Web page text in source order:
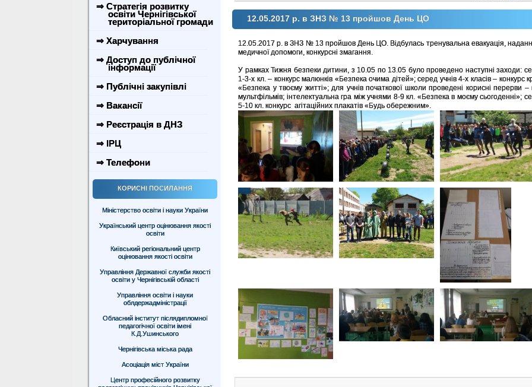
⇒ Стратегія розвитку
освіти Чернігівської
територіальної громади
⇒ Харчування
⇒ Доступ до публічної
інформації
⇒ Публічні закупівлі
⇒ Вакансії
⇒ Реєстрація в ДНЗ
⇒ ІРЦ
⇒ Телефони
КОРИСНІ ПОСИЛАННЯ
Міністерство освіти і науки України
Український центр оцінювання якості
освіти
Київський регіональний центр
оцінювання якості освіти
Управління Державної служби якості
освіти у Чернігівській області
Управління освіти і науки
облдержадміністрації
Обласний інститут післядипломної
педагогічної освіти імені
К.Д.Ушинського
Чернігівська міська рада
Асоціація міст України
Центр професійного розвитку
12.05.2017 р. в ЗНЗ № 13 пройшов День ЦО
12.05.2017 р. в ЗНЗ № 13 пройшов День ЦО. Відбулась тренувальна евакуація,
медичної допомоги, конкурсні змагання.
У рамках Тижня безпеки дитини, з 10.05 по 13.05 було проведено наступні заходи:
1-3-х кл. – конкурс малюнків «Безпека очима дітей»; серед учнів 4-х класів – конкурс
«Безпека у твоєму житті»; для учнів початкової школи проведені корисні перерви –
мультфільмів; інтелектуальна гра між учнями 8-9 кл. «Безпека в моєму сьогоденні»;
5-10 кл. конкурс агітаційних плакатів «Будь обережним».